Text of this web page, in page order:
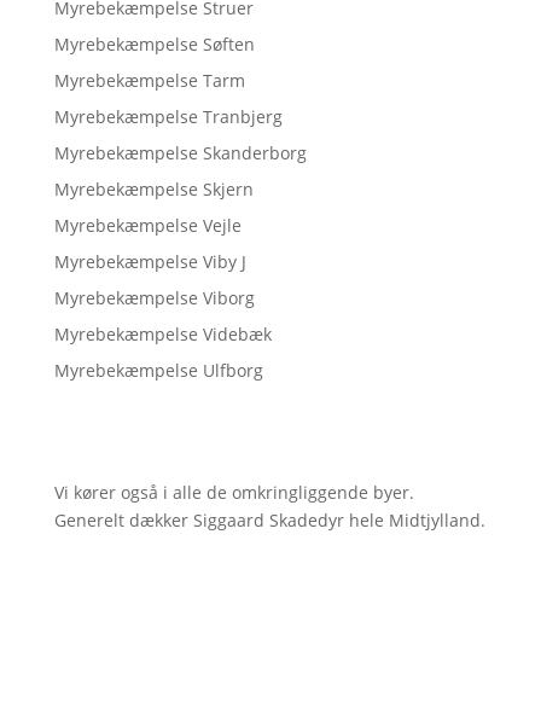
Myrebekæmpelse Struer
Myrebekæmpelse Søften
Myrebekæmpelse Tarm
Myrebekæmpelse Tranbjerg
Myrebekæmpelse Skanderborg
Myrebekæmpelse Skjern
Myrebekæmpelse Vejle
Myrebekæmpelse Viby J
Myrebekæmpelse Viborg
Myrebekæmpelse Videbæk
Myrebekæmpelse Ulfborg
Vi kører også i alle de omkringliggende byer.
Generelt dækker Siggaard Skadedyr hele Midtjylland.